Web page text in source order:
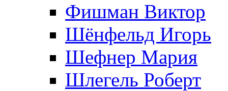
Фишман Виктор
Шёнфельд Игорь
Шефнер Мария
Шлегель Роберт